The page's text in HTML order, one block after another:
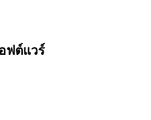
ฟต์แวร์